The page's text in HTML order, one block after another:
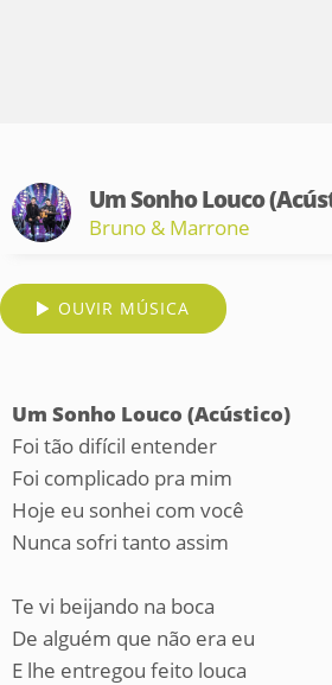
Um Sonho Louco
Bruno & Marrone
OUVIR MÚSICA
Um Sonho Louco (Acústico)
Foi tão difícil entender
Foi complicado pra mim
Hoje eu sonhei com você
Nunca sofri tanto assim
Te vi beijando na boca
De alguém que não era eu
E lhe entregou feito louca